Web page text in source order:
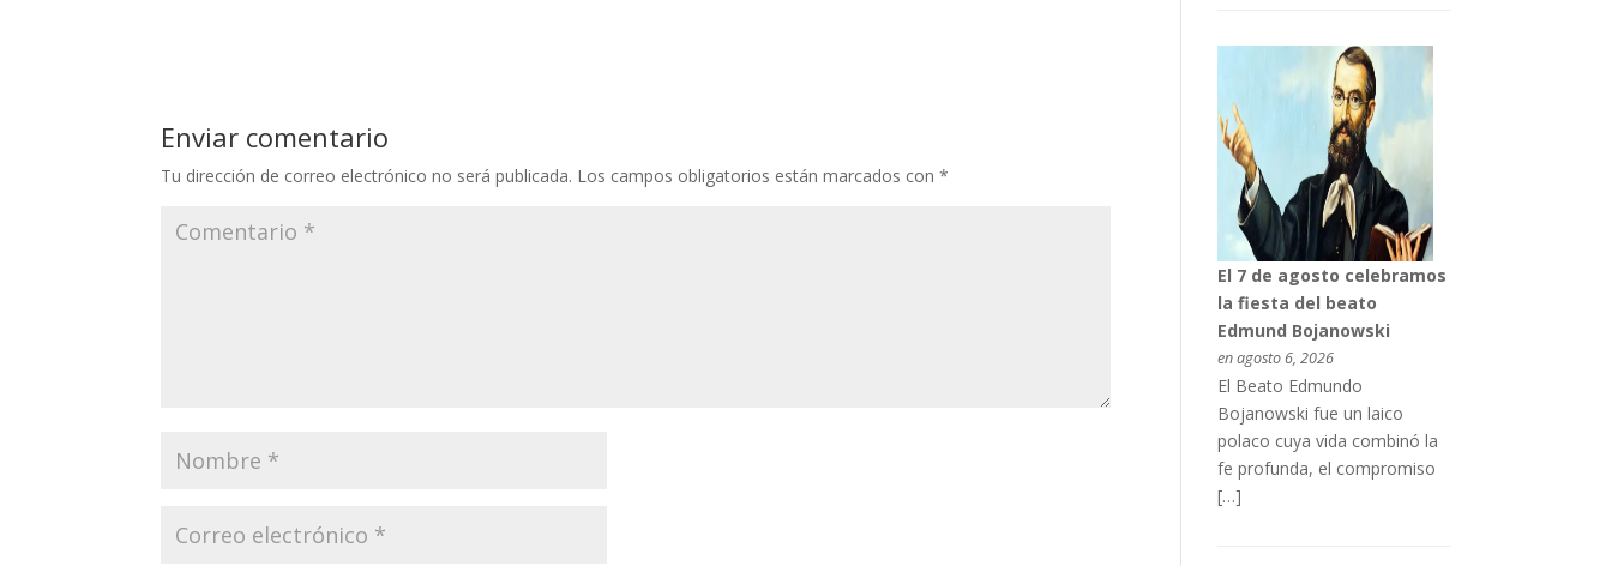
Enviar comentario
Tu dirección de correo electrónico no será publicada. Los campos obligatorios están marcados con*
El 7 de agosto celebramos
la fiesta del beato
Edmund Bojanowski
en agosto 6, 2026
El Beato Edmundo
Bojanowski fue un laico
polaco cuya vida combinó la
fe profunda, el compromiso
[…]